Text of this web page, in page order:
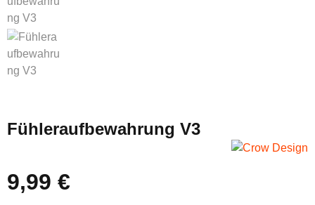
Fühleraufbewahrung V3
Regulärer Preis:
9,99 €